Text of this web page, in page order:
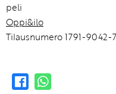
peli
Oppi&ilo
Tilausnumero 1791-9042-7